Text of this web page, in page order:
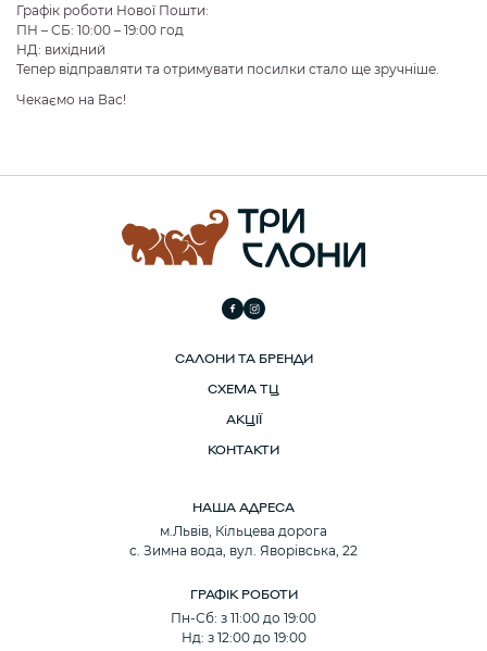
Графік роботи Нової Пошти:
ПН – СБ: 10:00 – 19:00 год
НД: вихідний
Тепер відправляти та отримувати посилки стало ще зручніше.
Чекаємо на Вас!
САЛОНИ ТА БРЕНДИ
СХЕМА ТЦ
АКЦІЇ
КОНТАКТИ
НАША АДРЕСА
м.Львів, Кільцева дорога
с. Зимна вода, вул. Яворівська, 22
ГРАФІК РОБОТИ
Пн-Сб: з 11:00 до 19:00
Нд: з 12:00 до 19:00